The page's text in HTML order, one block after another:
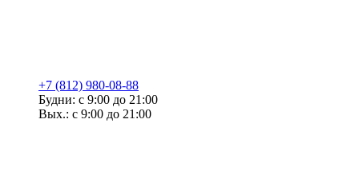
+7 (812) 980-08-88
Будни: с 9:00 до 21:00
Вых.: с 9:00 до 21:00